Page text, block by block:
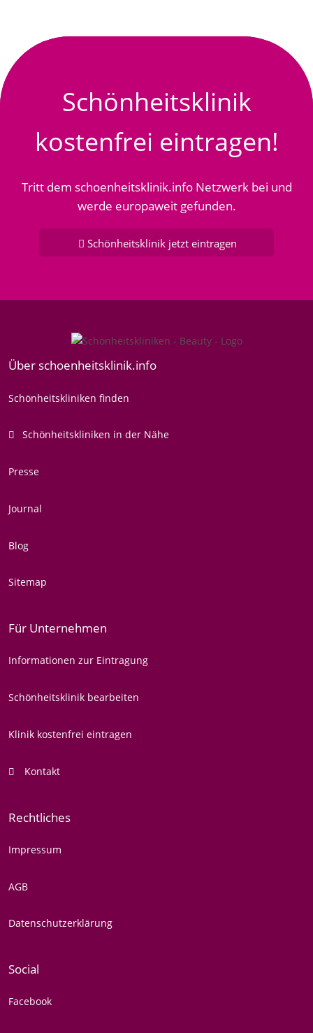
Schönheitsklinik
kostenfrei eintragen!
Tritt dem schoenheitsklinik.info Netzwerk bei und
werde europaweit gefunden.
Schönheitsklinik jetzt eintragen
Über schoenheitsklinik.info
Schönheitskliniken finden
Schönheitskliniken in der Nähe
Presse
Journal
Blog
Sitemap
Für Unternehmen
Informationen zur Eintragung
Schönheitsklinik bearbeiten
Klinik kostenfrei eintragen
Kontakt
Rechtliches
Impressum
AGB
Datenschutzerklärung
Social
Facebook